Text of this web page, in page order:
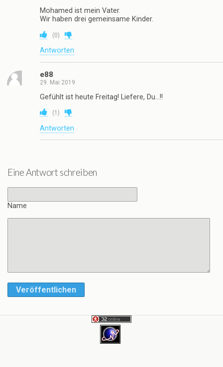
Mohamed ist mein Vater.
Wir haben drei gemeinsame Kinder.
(0)
Antworten
e88
29. Mai 2019
Gefühlt ist heute Freitag! Liefere, Du…!!
(1 )
Antworten
Eine Antwort schreiben
Name
Veröffentlichen